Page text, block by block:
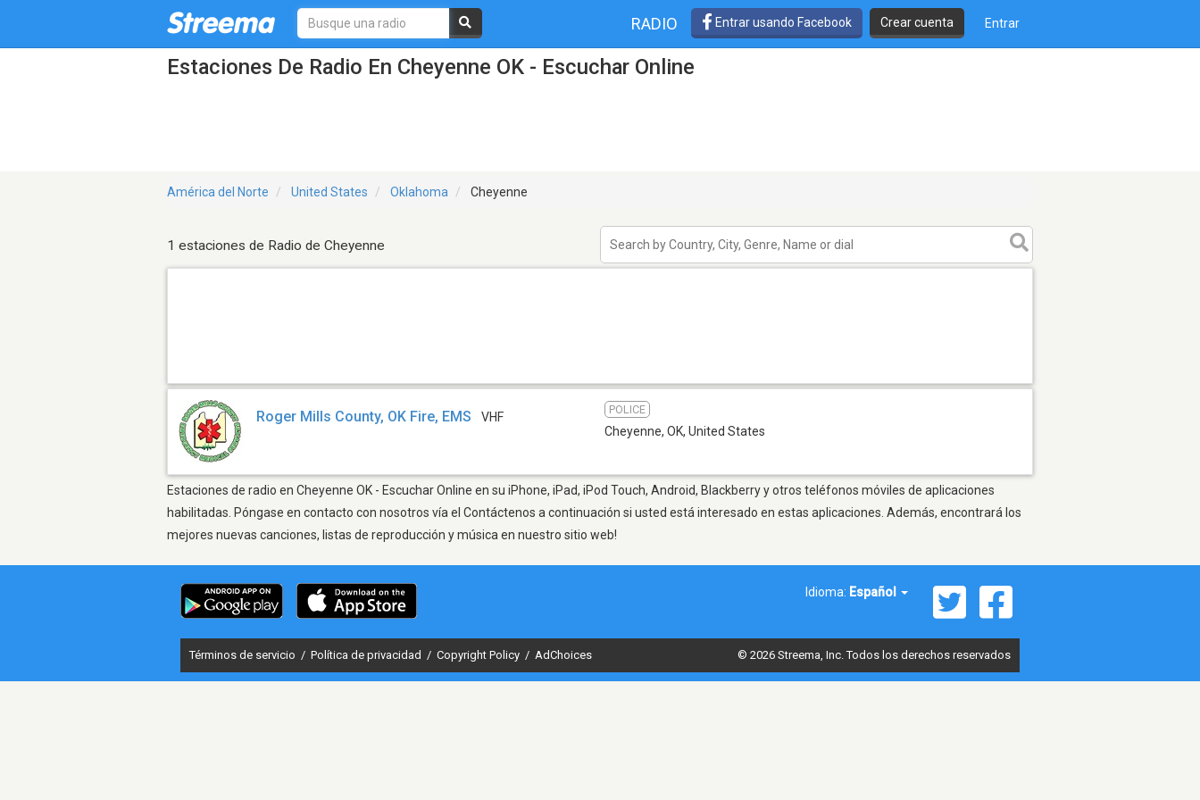
RADIO Entrar usando Facebook Crear cuenta Entrar
Estaciones De Radio En Cheyenne OK - Escuchar Online
América del Norte United States Oklahoma Cheyenne
1 estaciones de Radio de Cheyenne
Roger Mills County, OK Fire, EMS VHF
POLICE
Cheyenne, OK, United States
Estaciones de radio en Cheyenne OK - Escuchar Online en su iPhone, iPad, iPod Touch, Android, Blackberry y otros teléfonos móviles de aplicaciones
habilitadas. Póngase en contacto con nosotros vía el Contáctenos a continuación si usted está interesado en estas aplicaciones. Además, encontrará los
mejores nuevas canciones, listas de reproducción y música en nuestro sitio web!
Idioma: Español
Términos de servicio / Política de privacidad / Copyright Policy / AdChoices © 2026 Streema, Inc. Todos los derechos reservados